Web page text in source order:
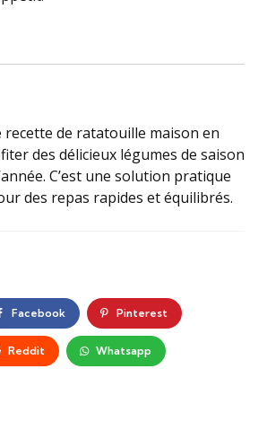
de ratatouille maison en
des délicieux légumes de saison
C’est une solution pratique
des repas rapides et équilibrés.
Facebook Pinterest
Reddit Whatsapp